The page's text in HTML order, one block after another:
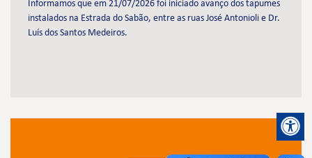
Informamos que em 21/07/2026 foi iniciado avanço dos tapumes
instalados na Estrada do Sabão, entre as ruas José Antonioli e Dr.
Luís dos Santos Medeiros.